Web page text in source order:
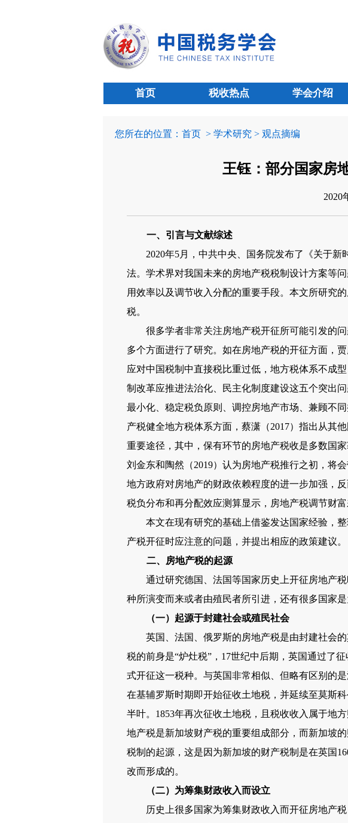
首页 税收热点 学会介绍
您所在的位置： 首页 > 学术研究 > 观点摘编
王钰：部分国家房
2020
一、引言与文献综述
2020年5月，中共中央、国务院发布了《关于新
法。学术界对我国未来的房地产税税制设计方案等
用效率以及调节收入分配的重要手段。本文所研究
税。
很多学者非常关注房地产税开征所可能引发的问
多个方面进行了研究。如在房地产税的开征方面，
应对中国税制中直接税比重过低，地方税体系不成
制改革应推进法治化、民主化制度建设这五个突出
最小化、稳定税负原则、调控房地产市场、兼顾不
产税健全地方税体系方面，蔡潇（2017）指出从其
重要途径，其中，保有环节的房地产税收是多数国
刘金东和陶然（2019）认为房地产税推行之初，将
地方政府对房地产的财政依赖程度的进一步加强，
税负分布和再分配效应测算显示，房地产税调节财
本文在现有研究的基础上借鉴发达国家经验，整
产税开征时应注意的问题，并提出相应的政策建议。
二、房地产税的起源
通过研究德国、法国等国家历史上开征房地产税
种所演变而来或者由殖民者所引进，还有很多国家
（一）起源于封建社会或殖民社会
英国、法国、俄罗斯的房地产税是由封建社会的
税的前身是“炉灶税”，17世纪中后期，英国通过了
式开征这一税种。与英国非常相似、但略有区别的
在基辅罗斯时期即开始征收土地税，并延续至莫斯
半叶。1853年再次征收土地税，且税收收入属于地
地产税是新加坡财产税的重要组成部分，而新加坡
税制的起源，这是因为新加坡的财产税制是在英国
改而形成的。
（二）为筹集财政收入而设立
历史上很多国家为筹集财政收入而开征房地产税